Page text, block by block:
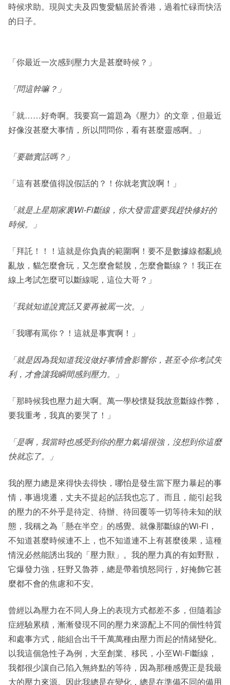
時候求助。現與丈夫及四隻愛貓居於香港，過着忙碌而快活
的日子。
「你最近一次感到壓力大是甚麼時候？」
「問這幹嘛？」
「就……好奇啊。我要寫一篇題為《壓力》的文章，但最近
好像沒甚麼大事情，所以問問你，看有甚麼靈感啊。」
「要聽實話嗎？」
「這有甚麼值得說假話的？！你就老實說啊！」
「就是上星期家裏Wi-Fi斷線，你大發雷霆要我趕快修好的
時候。」
「拜託！！！這就是你負責的範圍啊！要不是數據線都亂繞
亂放，貓怎麼會玩，又怎麼會鬆脫，怎麼會斷線？！我正在
線上考試怎麼可以斷線呢，這位大哥？」
「我就知道說實話又要再被罵一次。」
「我哪有罵你？！這就是事實啊！」
「就是因為我知道我沒做好事情會影響你，甚至令你考試失
利，才會讓我瞬間感到壓力。」
「那時候我也壓力超大啊。萬一學校懷疑我故意斷線作弊，
要我重考，我真的要哭了！」
「是啊，我當時也感受到你的壓力氣場很強，沒想到你這麼
快就忘了。」
我的壓力總是來得快去得快，哪怕是發生當下壓力暴起的事
情，事過境遷，丈夫不提起的話我也忘了。而且，能引起我
的壓力的不外乎是待定、待辦、待回覆等一切等待未知的狀
態，我稱之為「懸在半空」的感覺。就像那斷線的Wi-Fi，
不知道甚麼時候連不上，也不知道連不上有甚麼後果，這種
情況必然能誘出我的「壓力獸」。我的壓力真的有如野獸，
它爆發力強，狂野又魯莽，總是帶着憤怒同行，好掩飾它甚
麼都不會的焦慮和不安。
曾經以為壓力在不同人身上的表現方式都差不多，但隨着診
症經驗累積，漸漸發現不同的壓力來源配上不同的個性特質
和處事方式，能組合出千千萬萬種由壓力而起的情緒變化。
以我這個急性子為例，大至創業、移民，小至Wi-Fi斷線，
我都很少讓自己陷入無終點的等待，因為那種感覺正是我最
大的壓力來源。因此我總是在變化，總是在準備不同的備用